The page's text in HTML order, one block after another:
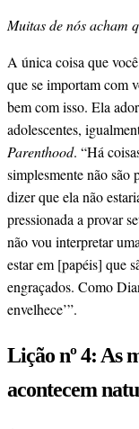
Muitas de nós acham
A única coisa que
que se importam com
bem com isso. Ela
adolescentes,
Parenthood. “Há
simplesmente não são
dizer que ela não
pressionada a provar
não vou interpretar
estar em [papéis] que
engraçados. Como
envelhece’”.
Lição nº 4: As
acontecem